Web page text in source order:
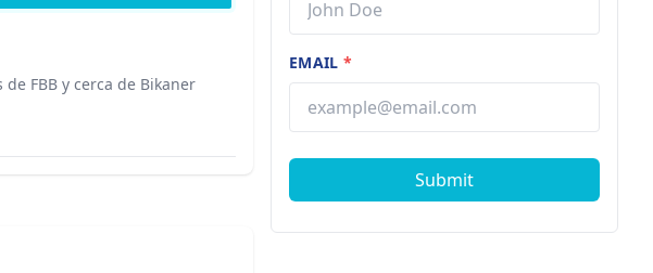
FBB y cerca de Bikaner
EMAIL*
Submit